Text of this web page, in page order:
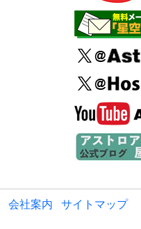
会社案内 サイトマップ